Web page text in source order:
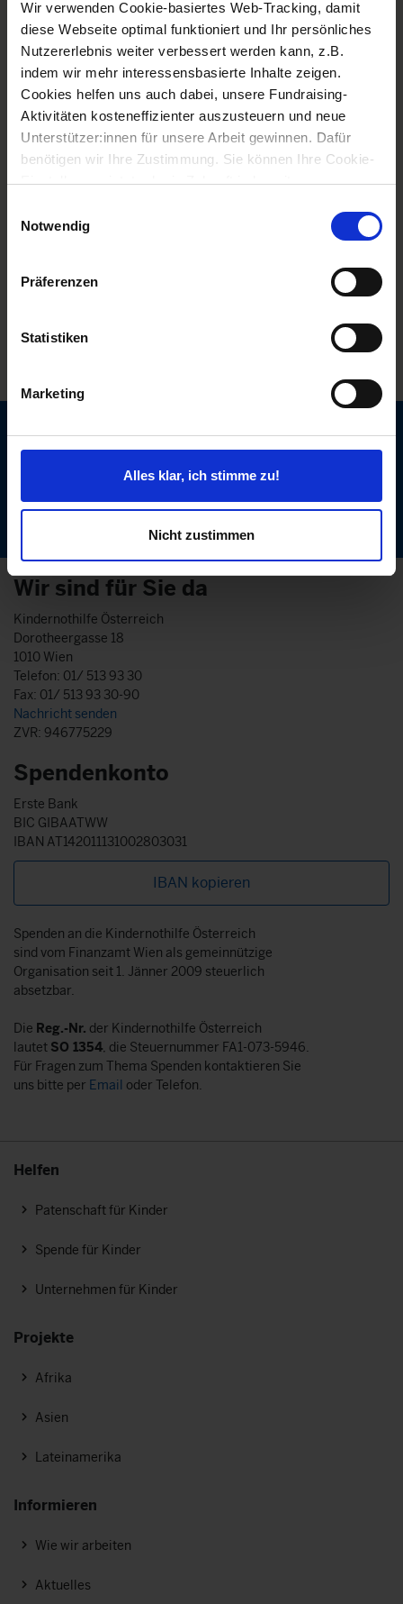
Wir verwenden Cookie-basiertes Web-Tracking, damit
diese Webseite optimal funktioniert und Ihr persönliches
Nutzererlebnis weiter verbessert werden kann, z.B.
indem wir mehr interessensbasierte Inhalte zeigen.
Cookies helfen uns auch dabei, unsere Fundraising-
Aktivitäten kosteneffizienter auszusteuern und neue
Unterstützer:innen für unsere Arbeit gewinnen. Dafür
benötigen wir Ihre Zustimmung. Sie können Ihre Cookie-
Einstellungen jetzt oder in Zukunft jederzeit anpassen.
Notwendig
Präferenzen
Statistiken
Marketing
Alles klar, ich stimme zu!
Nicht zustimmen
Mag. Gottfried Mernyiist gerne für Sie da:
Telefon: 01/513 93 30
Nachricht senden
Jetzt Newsletter abonnieren!
Wir sind für Sie da
Kindernothilfe Österreich
Dorotheergasse 18
1010 Wien
Telefon: 01/ 513 93 30
Fax: 01/ 513 93 30-90
Nachricht senden
ZVR: 946775229
Spendenkonto
Erste Bank
BIC GIBAATWW
IBAN AT142011131002803031
IBAN kopieren
Spenden an die Kindernothilfe Österreich
sind vom Finanzamt Wien als gemeinnützige
Organisation seit 1. Jänner 2009 steuerlich
absetzbar.
Die Reg.-Nr. der Kindernothilfe Österreich
lautet SO 1354, die Steuernummer FA1-073-5946.
Für Fragen zum Thema Spenden kontaktieren Sie
uns bitte per Email oder Telefon.
Helfen
Patenschaft für Kinder
Spende für Kinder
Unternehmen für Kinder
Projekte
Afrika
Asien
Lateinamerika
Informieren
Wie wir arbeiten
Aktuelles